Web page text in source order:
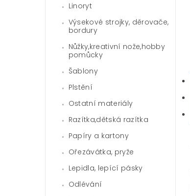
Linoryt
Výsekové strojky, děrovače,
bordury
Nůžky,kreativní nože,hobby
pomůcky
Šablony
Plstění
Ostatní materiály
Razítka,dětská razítka
Papíry a kartony
Ořezávátka, pryže
Lepidla, lepící pásky
Odlévání